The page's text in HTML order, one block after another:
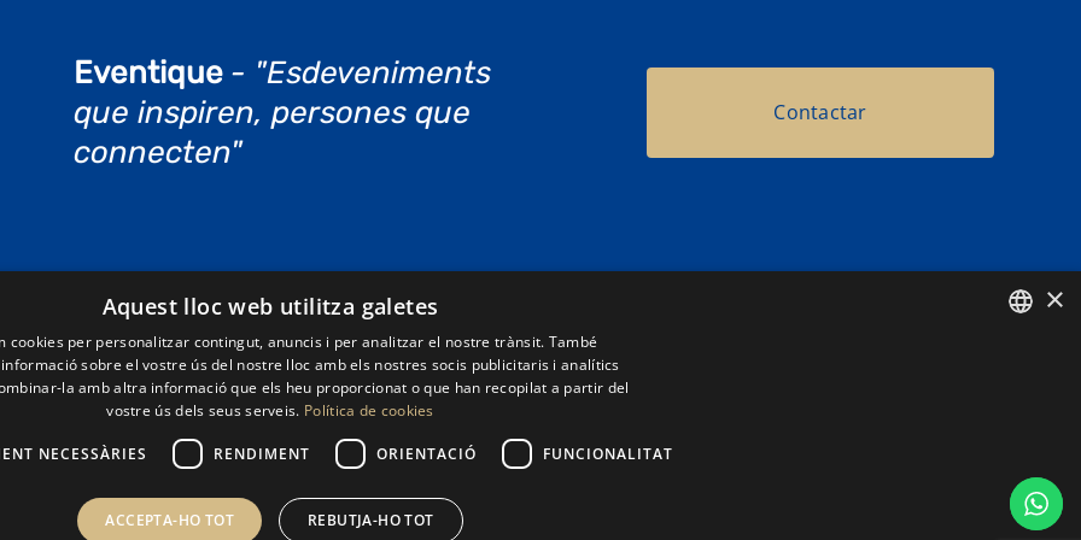
Eventique - "Esdeveniments
que inspiren, persones que
connecten"
Contactar
os de Protocol
de Congressos
os de Fires
d’Imatge
esdeveniments
Avis legal
Política de cookies
Política de privadesa
×
Aquest lloc web utilitza galetes
cookies per personalitzar contingut, anuncis i per analitzar el nostre trànsit. També
sobre el vostre ús del nostre lloc amb els nostres socis publicitaris i analítics
la amb altra informació que els heu proporcionat o que han recopilat a partir del
vostre ús dels seus serveis. Política de cookies
NECESSÀRIES RENDIMENT ORIENTACIÓ FUNCIONALITAT
ACCEPTA-HO TOT REBUTJA-HO TOT